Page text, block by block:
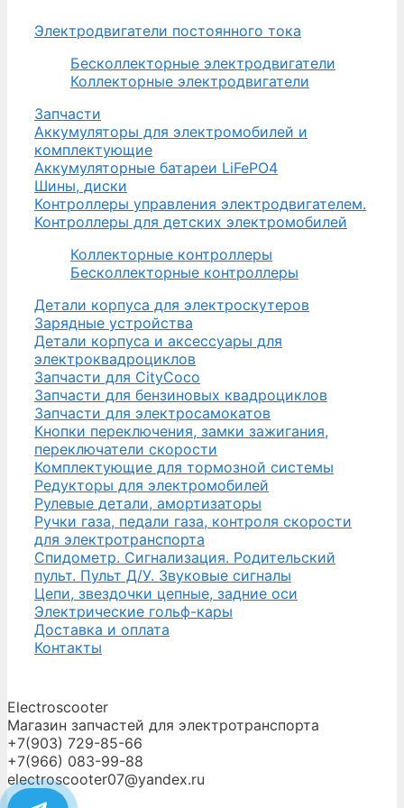
Электродвигатели постоянного тока
Бесколлекторные электродвигатели
Коллекторные электродвигатели
Запчасти
Аккумуляторы для электромобилей и
комплектующие
Аккумуляторные батареи LiFePO4
Шины, диски
Контроллеры управления электродвигателем.
Контроллеры для детских электромобилей
Коллекторные контроллеры
Бесколлекторные контроллеры
Детали корпуса для электроскутеров
Зарядные устройства
Детали корпуса и аксессуары для
электроквадроциклов
Запчасти для CityCoco
Запчасти для бензиновых квадроциклов
Запчасти для электросамокатов
Кнопки переключения, замки зажигания,
переключатели скорости
Комплектующие для тормозной системы
Редукторы для электромобилей
Рулевые детали, амортизаторы
Ручки газа, педали газа, контроля скорости
для электротранспорта
Спидометр. Сигнализация. Родительский
пульт. Пульт Д/У. Звуковые сигналы
Цепи, звездочки цепные, задние оси
Электрические гольф-кары
Доставка и оплата
Контакты
Electroscooter
Магазин запчастей для электротранспорта
+7(903) 729-85-66
+7(966) 083-99-88
electroscooter07@yandex.ru